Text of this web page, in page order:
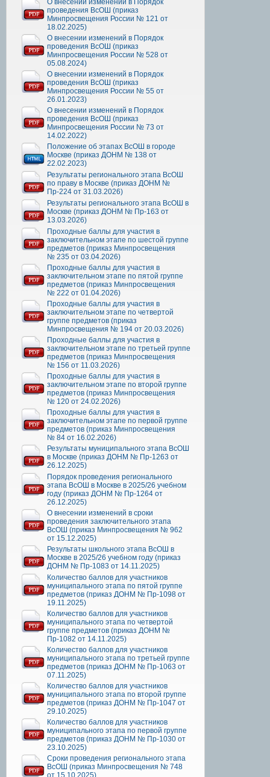
О внесении изменений в Порядок
проведения ВсОШ (приказ
Минпросвещения России № 121 от
18.02.2025)
О внесении изменений в Порядок
проведения ВсОШ (приказ
Минпросвещения России № 528 от
05.08.2024)
О внесении изменений в Порядок
проведения ВсОШ (приказ
Минпросвещения России № 55 от
26.01.2023)
О внесении изменений в Порядок
проведения ВсОШ (приказ
Минпросвещения России № 73 от
14.02.2022)
Положение об этапах ВсОШ в городе
Москве (приказ ДОНМ № 138 от
22.02.2023)
Результаты регионального этапа ВсОШ
по праву в Москве (приказ ДОНМ №
Пр-224 от 31.03.2026)
Результаты регионального этапа ВсОШ в
Москве (приказ ДОНМ № Пр-163 от
13.03.2026)
Проходные баллы для участия в
заключительном этапе по шестой группе
предметов (приказ Минпросвещения
№ 235 от 03.04.2026)
Проходные баллы для участия в
заключительном этапе по пятой группе
предметов (приказ Минпросвещения
№ 222 от 01.04.2026)
Проходные баллы для участия в
заключительном этапе по четвертой
группе предметов (приказ
Минпросвещения № 194 от 20.03.2026)
Проходные баллы для участия в
заключительном этапе по третьей группе
предметов (приказ Минпросвещения
№ 156 от 11.03.2026)
Проходные баллы для участия в
заключительном этапе по второй группе
предметов (приказ Минпросвещения
№ 120 от 24.02.2026)
Проходные баллы для участия в
заключительном этапе по первой группе
предметов (приказ Минпросвещения
№ 84 от 16.02.2026)
Результаты муниципального этапа ВсОШ
в Москве (приказ ДОНМ № Пр-1263 от
26.12.2025)
Порядок проведения регионального
этапа ВсОШ в Москве в 2025/26 учебном
году (приказ ДОНМ № Пр-1264 от
26.12.2025)
О внесении изменений в сроки
проведения заключительного этапа
ВсОШ (приказ Минпросвещения № 962
от 15.12.2025)
Результаты школьного этапа ВсОШ в
Москве в 2025/26 учебном году (приказ
ДОНМ № Пр-1083 от 14.11.2025)
Количество баллов для участников
муниципального этапа по пятой группе
предметов (приказ ДОНМ № Пр-1098 от
19.11.2025)
Количество баллов для участников
муниципального этапа по четвертой
группе предметов (приказ ДОНМ №
Пр-1082 от 14.11.2025)
Количество баллов для участников
муниципального этапа по третьей группе
предметов (приказ ДОНМ № Пр-1063 от
07.11.2025)
Количество баллов для участников
муниципального этапа по второй группе
предметов (приказ ДОНМ № Пр-1047 от
29.10.2025)
Количество баллов для участников
муниципального этапа по первой группе
предметов (приказ ДОНМ № Пр-1030 от
23.10.2025)
Сроки проведения регионального этапа
ВсОШ (приказ Минпросвещения № 748
от 15.10.2025)